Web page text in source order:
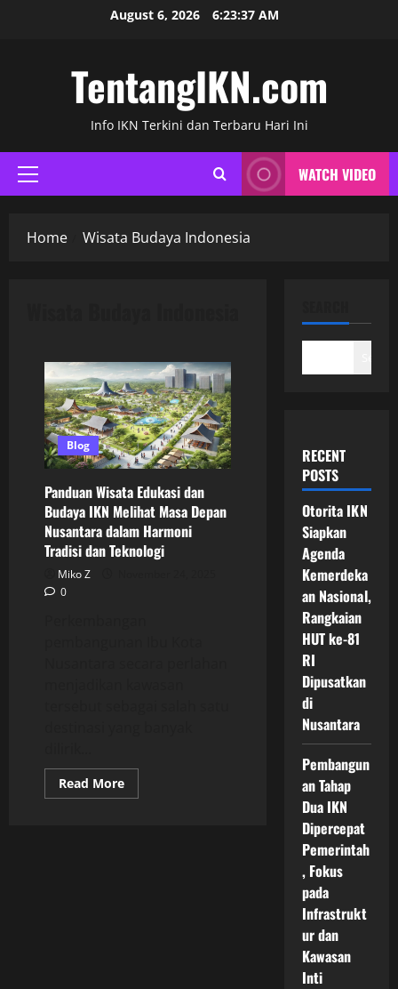
August 6, 2026 6:23:37 AM
TentangIKN.com
Info IKN Terkini dan Terbaru Hari Ini
Primary
Menu
WATCH VIDEO
Home Wisata Budaya Indonesia
Blog
Panduan Wisata Edukasi dan
Budaya IKN Melihat Masa Depan
Nusantara dalam Harmoni
Tradisi dan Teknologi
Miko Z
0
Read MoreRead
more
RECENT
POSTS
Otorita IKN
Siapkan
Agenda
Kemerdeka
an Nasional,
Rangkaian
HUT ke-81
RI
Dipusatkan
di
Nusantara
Pembangun
an Tahap
Dua IKN
Dipercepat
Pemerintah
, Fokus
pada
Infrastrukt
ur dan
Kawasan
Inti